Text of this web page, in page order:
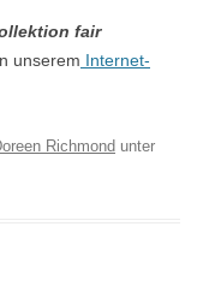
fair
unserem Internet-
Richmond unter